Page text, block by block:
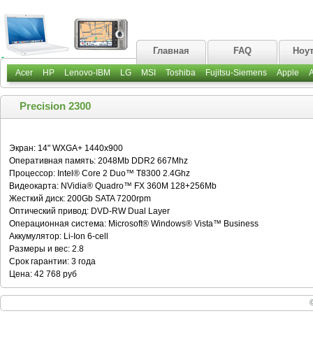
Главная FAQ
Acer HP Lenovo-IBM LG MSI Toshiba Fujitsu-Siemens Apple
Precision 2300
Экран: 14" WXGA+ 1440x900
Оперативная память: 2048Mb DDR2 667Mhz
Процессор: Intel® Core 2 Duo™ T8300 2.4Ghz
Видеокарта: NVidia® Quadro™ FX 360M 128+256Mb
Жесткий диск: 200Gb SATA 7200rpm
Оптический привод: DVD-RW Dual Layer
Операционная система: Microsoft® Windows® Vista™ Business
Аккумулятор: Li-Ion 6-cell
Размеры и вес: 2.8
Срок гарантии: 3 года
Цена: 42 768 руб